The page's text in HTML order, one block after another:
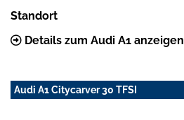
Standort
Details zum Audi A1 anzeigen
Audi A1 Citycarver 30 TFSI